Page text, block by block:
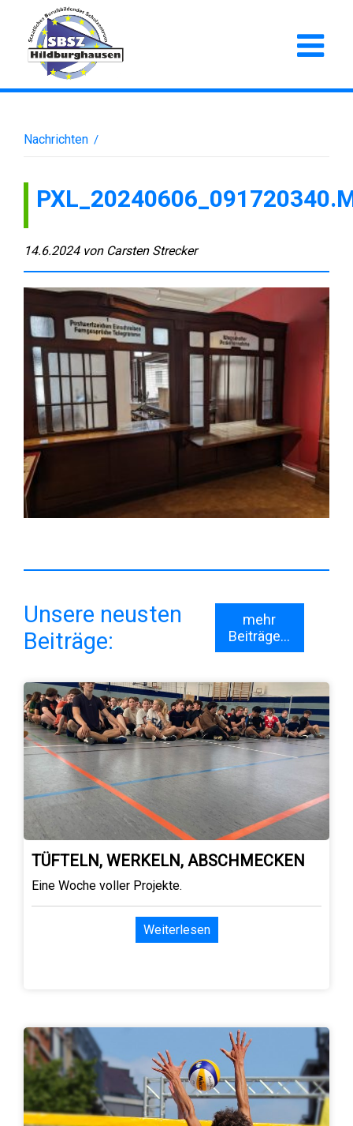
Nachrichten /
14.6.2024 von Carsten Strecker
Unsere neusten
Beiträge:
mehr
Beiträge...
TÜFTELN, WERKELN, ABSCHMECKEN
Eine Woche voller Projekte.
Weiterlesen